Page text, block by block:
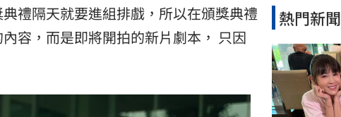
禮隔天就要進組排戲，所以在頒獎典禮
容，而是即將開拍的新片劇本， 只因
熱門新聞